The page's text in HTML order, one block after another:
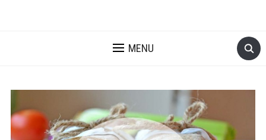
MENU